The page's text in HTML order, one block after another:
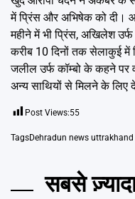
में प्रिंस और अभिषेक को दी।
महीने में भी प्रिंस, अखिलेश
करीब 10 दिनों तक सेलाकुई में
जलील उर्फ कॉम्बो के कहने
अन्य साथियों से मिलने के लिए
Post Views:55
TagsDehradun news
सबसे